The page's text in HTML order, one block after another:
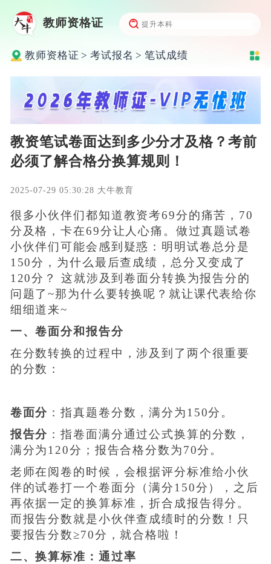
教师资格证
教师资格证 > 考试报名 > 笔试成绩
教资笔试卷面达到多少分才及格？考前
必须了解合格分换算规则！
2025-07-29 05:30:28 大牛教育
很多小伙伴们都知道教资考69分的痛苦，70
分及格，卡在69分让人心痛。做过真题试卷
小伙伴们可能会感到疑惑：明明试卷总分是
150分，为什么最后查成绩，总分又变成了
120分？ 这就涉及到卷面分转换为报告分的
问题了~那为什么要转换呢？就让课代表给你
细细道来~
一、卷面分和报告分
在分数转换的过程中，涉及到了两个很重要
的分数：
卷面分 ：指真题卷分数，满分为150分。
报告分 ：指卷面满分通过公式换算的分数，
满分为120分；报告合格分数为70分。
老师在阅卷的时候，会根据评分标准给小伙
伴的试卷打一个卷面分（满分150分），之后
再依据一定的换算标准，折合成报告得分。
而报告分数就是小伙伴查成绩时的分数！只
要报告分数≥70分，就合格啦！
二、换算标准：通过率